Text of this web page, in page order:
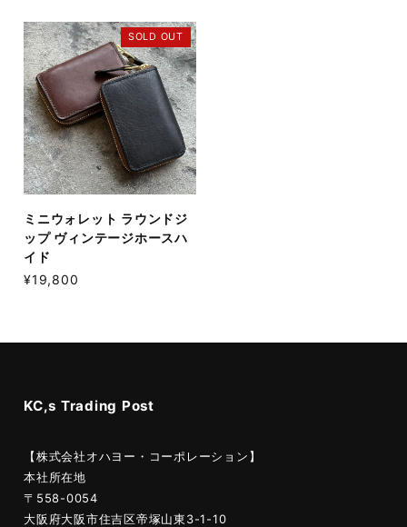
SOLD OUT
ミニウォレット ラウンドジ
ップ ヴィンテージホースハ
イド
¥19,800
KC,s Trading Post
【株式会社オハヨー・コーポレーション】
本社所在地
〒558-0054
大阪府大阪市住吉区帝塚山東3-1-10